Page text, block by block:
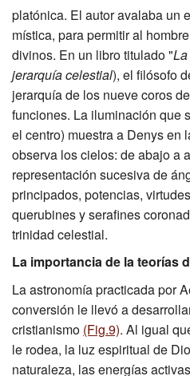
platónica. El autor avalaba un
mística, para permitir al
divinos. En un libro titulado "
jerarquía celestial), el filósofo
jerarquía de los nueve coros
funciones. La iluminación que
el centro) muestra a Denys en
observa los cielos: de abajo a
representación sucesiva de
principados, potencias,
querubines y serafines
trinidad celestial.
La importancia de la teorías
La astronomía practicada por
conversión le llevó a
cristianismo (Fig.9). Al igual
le rodea, la luz espiritual de
naturaleza, las energías